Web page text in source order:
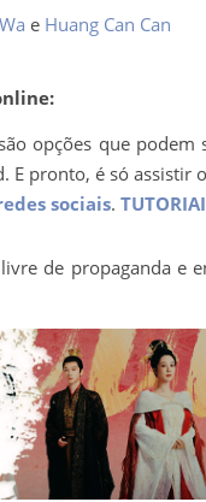
e Huang Can Can
opções que podem
pronto, é só assistir
sociais.
de propaganda e